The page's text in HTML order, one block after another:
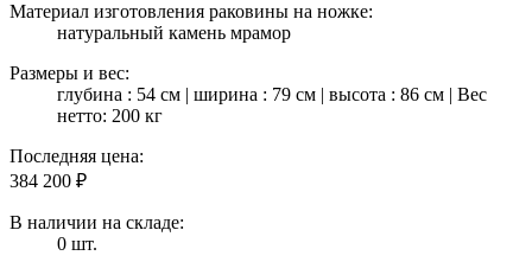
Материал изготовления раковины на ножке:
натуральный камень мрамор
Размеры и вес:
глубина : 54 см | ширина : 79 см | высота : 86 см | Вес
нетто: 200 кг
Последняя цена:
384 200 ₽
В наличии на складе:
0 шт.